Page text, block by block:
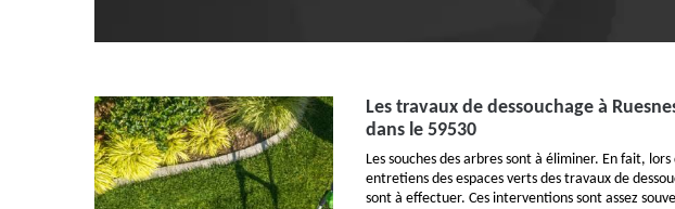
Les travaux de dessouchage à
dans le 59530
Les souches des arbres sont à éliminer. En fait, lors
entretiens des espaces verts des travaux de
sont à effectuer. Ces interventions sont assez